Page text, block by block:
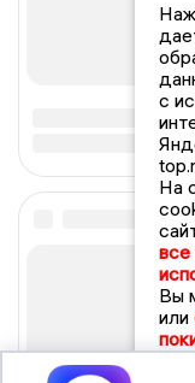
с
На
все
Вы
или